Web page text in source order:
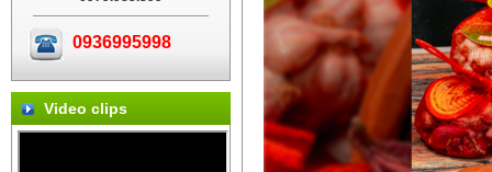
0936995998
Video clips